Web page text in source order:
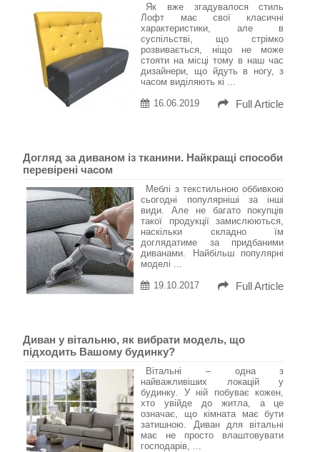
Як вже згадувалося стиль
Лофт має свої класичні
характеристики, але в
суспільстві, що стрімко
розвивається, ніщо не може
стояти на місці тому в наш час
дизайнери, що йдуть в ногу, з
часом виділяють кі ...
16.06.2019
Full Article
Догляд за диваном із тканини. Найкращі способи
перевірені часом
Меблі з текстильною оббивкою
сьогодні популярніші за інші
види. Але не багато покупців
такої продукції замислюються,
наскільки складно їм
доглядатиме за придбаними
диванами. Найбільш популярні
моделі ...
19.10.2017
Full Article
Диван у вітальню, як вибрати модель, що
підходить Вашому будинку?
Вітальні – одна з
найважливіших локацій у
будинку. У ній побуває кожен,
хто увійде до житла, а це
означає, що кімната має бути
затишною. Диван для вітальні
має не просто влаштовувати
господарів, ...